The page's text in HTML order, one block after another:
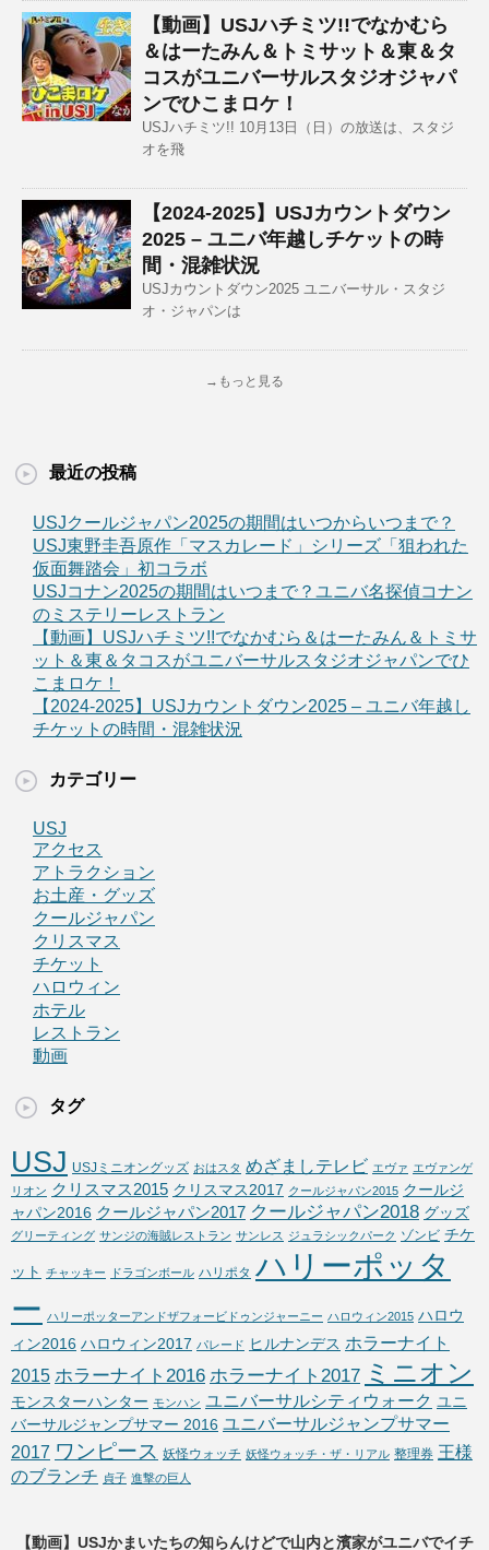
【動画】USJハチミツ!!でなかむら
＆はーたみん＆トミサット＆東＆タ
コスがユニバーサルスタジオジャパ
ンでひこまロケ！
USJハチミツ!! 10月13日（日）の放送は、スタジ
オを飛
【2024-2025】USJカウントダウン
2025 – ユニバ年越しチケットの時
間・混雑状況
USJカウントダウン2025 ユニバーサル・スタジ
オ・ジャパンは
→もっと見る
最近の投稿
USJクールジャパン2025の期間はいつからいつまで？
USJ東野圭吾原作「マスカレード」シリーズ「狙われた
仮面舞踏会」初コラボ
USJコナン2025の期間はいつまで？ユニバ名探偵コナン
のミステリーレストラン
【動画】USJハチミツ!!でなかむら＆はーたみん＆トミサ
ット＆東＆タコスがユニバーサルスタジオジャパンでひ
こまロケ！
【2024-2025】USJカウントダウン2025 – ユニバ年越し
チケットの時間・混雑状況
カテゴリー
USJ
アクセス
アトラクション
お土産・グッズ
クールジャパン
クリスマス
チケット
ハロウィン
ホテル
レストラン
動画
タグ
USJ USJミニオングッズ おはスタ めざましテレビ エヴァ エヴァンゲ
リオン クリスマス2015 クリスマス2017 クールジャパン2015 クールジ
ャパン2016 クールジャパン2017 クールジャパン2018 グッズ
グリーティング サンジの海賊レストラン サンレス ジュラシックパーク ゾンビ チケ
ット チャッキー ドラゴンボール ハリポタ ハリーポッタ
ー ハリーポッターアンドザフォービドゥンジャーニー ハロウィン2015 ハロウ
ィン2016 ハロウィン2017 パレード ヒルナンデス ホラーナイト
2015 ホラーナイト2016 ホラーナイト2017 ミニオン
モンスターハンター モンハン ユニバーサルシティウォーク ユニ
バーサルジャンプサマー 2016 ユニバーサルジャンプサマー
2017 ワンピース 妖怪ウォッチ 妖怪ウォッチ・ザ・リアル 整理券 王様
のブランチ 貞子 進撃の巨人
【動画】USJかまいたちの知らんけどで山内と濱家がユニバでイチ